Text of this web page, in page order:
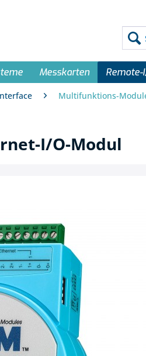
Messkarten Remote-
Multifunktions-
I/O-Modul